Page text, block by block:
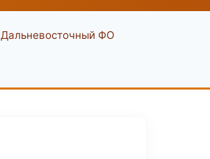
Дальневосточный ФО